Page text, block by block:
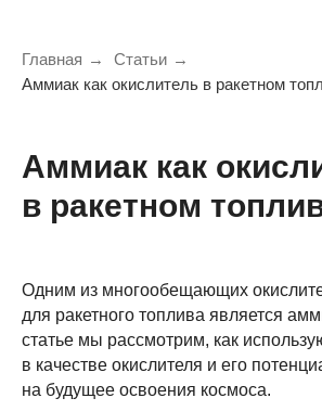
Главная → Статьи →
Аммиак как окислитель в ракетном
Аммиак как
в ракетном
Одним из многообещающих
для ракетного топлива является
статье мы рассмотрим, как
в качестве окислителя и его
на будущее освоения космоса.